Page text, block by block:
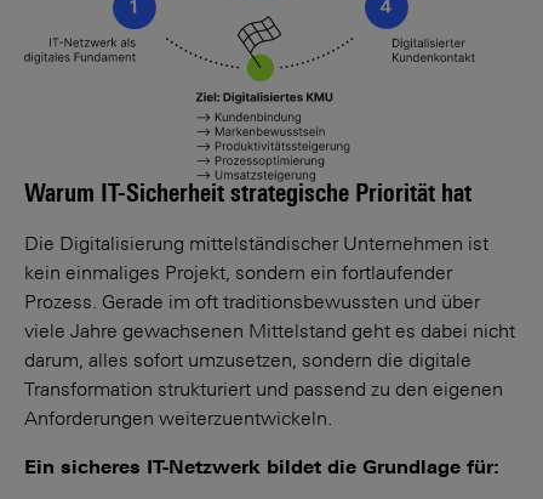
Warum IT-Sicherheit strategische Priorität hat
Die Digitalisierung mittelständischer Unternehmen ist
kein einmaliges Projekt, sondern ein fortlaufender
Prozess. Gerade im oft traditionsbewussten und über
viele Jahre gewachsenen Mittelstand geht es dabei nicht
darum, alles sofort umzusetzen, sondern die digitale
Transformation strukturiert und passend zu den eigenen
Anforderungen weiterzuentwickeln.
Ein sicheres IT-Netzwerk bildet die Grundlage für: